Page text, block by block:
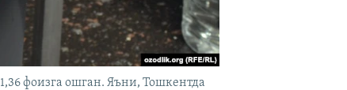
фоизга ошган. Яъни, Тошкентда